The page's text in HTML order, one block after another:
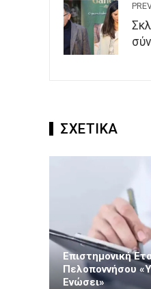
ΣΧΕΤΙΚΑ
Επιστημονική
Πελοποννήσου
Ενώσει»